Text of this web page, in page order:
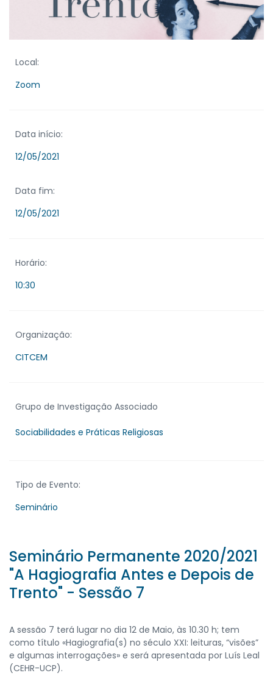
Local:
Zoom
Data início:
12/05/2021
Data fim:
12/05/2021
Horário:
10:30
Organização:
CITCEM
Grupo de Investigação Associado
Sociabilidades e Práticas Religiosas
Tipo de Evento:
Seminário
Seminário Permanente 2020/2021
"A Hagiografia Antes e Depois de
Trento" - Sessão 7
A sessão 7 terá lugar no dia 12 de Maio, às 10.30 h; tem
como título «Hagiografia(s) no século XXI: leituras, “visões”
e algumas interrogações» e será apresentada por Luís Leal
(CEHR-UCP).